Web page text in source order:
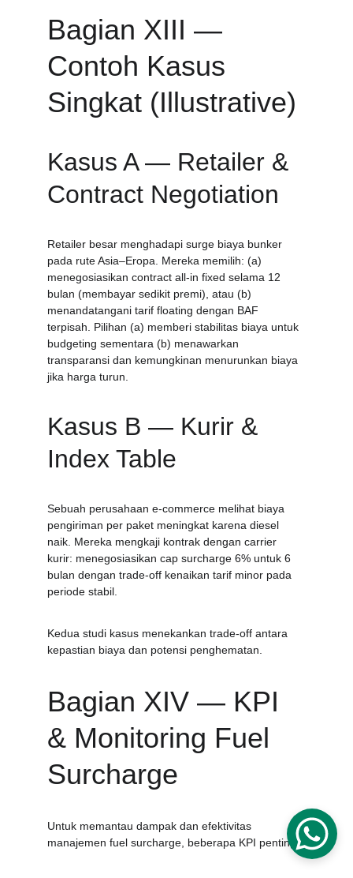
Bagian XIII —
Contoh Kasus
Singkat (Illustrative)
Kasus A — Retailer &
Contract Negotiation
Retailer besar menghadapi surge biaya bunker
pada rute Asia–Eropa. Mereka memilih: (a)
menegosiasikan contract all-in fixed selama 12
bulan (membayar sedikit premi), atau (b)
menandatangani tarif floating dengan BAF
terpisah. Pilihan (a) memberi stabilitas biaya untuk
budgeting sementara (b) menawarkan
transparansi dan kemungkinan menurunkan biaya
jika harga turun.
Kasus B — Kurir &
Index Table
Sebuah perusahaan e-commerce melihat biaya
pengiriman per paket meningkat karena diesel
naik. Mereka mengkaji kontrak dengan carrier
kurir: menegosiasikan cap surcharge 6% untuk 6
bulan dengan trade-off kenaikan tarif minor pada
periode stabil.
Kedua studi kasus menekankan trade-off antara
kepastian biaya dan potensi penghematan.
Bagian XIV — KPI
& Monitoring Fuel
Surcharge
Untuk memantau dampak dan efektivitas
manajemen fuel surcharge, beberapa KPI penting: